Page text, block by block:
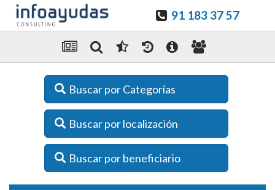
91 183 37 57
Buscar por Categorías
Buscar por localización
Buscar por beneficiario